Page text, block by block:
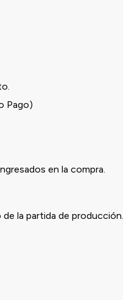
Pago)
en la compra.
la partida de producción.